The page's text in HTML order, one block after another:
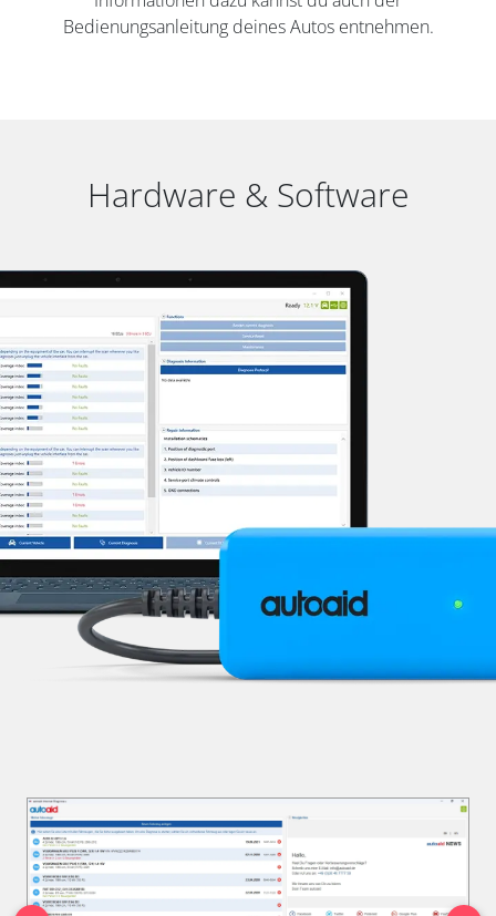
Bedienungsanleitung deines Autos entnehmen.
Hardware & Software